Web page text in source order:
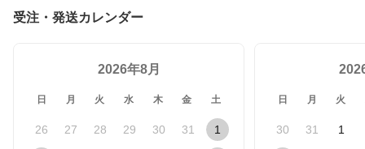
ナツ型 急速充電 デュア
ルヘッド シェービング
受注・発送カレンダー
2026年8月
日 月 火 水 木 金 土
26 27 28 29 30 31 1
日 月 火
30 31 1